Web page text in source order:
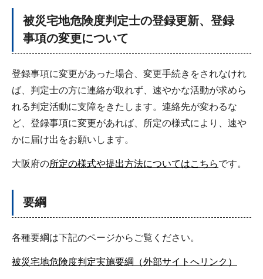
被災宅地危険度判定士の登録更新、登録
事項の変更について
登録事項に変更があった場合、変更手続きをされなけれ
ば、判定士の方に連絡が取れず、速やかな活動が求めら
れる判定活動に支障をきたします。連絡先が変わるな
ど、登録事項に変更があれば、所定の様式により、速や
かに届け出をお願いします。
大阪府の所定の様式や提出方法についてはこちらです。
要綱
各種要綱は下記のページからご覧ください。
被災宅地危険度判定実施要綱（外部サイトへリンク）